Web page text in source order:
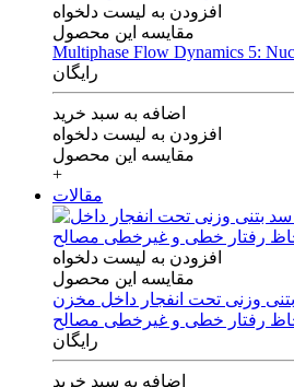
افزودن به لیست دلخواه
مقایسه این محصول
Multiphase Flow Dynamics 5:
رایگان
اضافه به سبد خرید
افزودن به لیست دلخواه
مقایسه این محصول
+
مقالات
افزودن به لیست دلخواه
مقایسه این محصول
وزنی تحت انفجار داخل مخزن
رفتار خطی و غیرخطی مصالح
رایگان
اضافه به سبد خرید